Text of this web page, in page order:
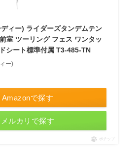
ィー) ライダーズタンデムテン
室 ツーリング フェス ワンタッ
シート標準付属 T3-485-TN
ー)
Amazonで探す
メルカリで探す
ポチップ